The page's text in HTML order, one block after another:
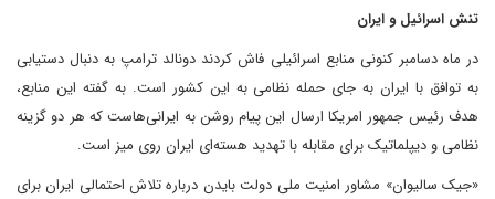
تنش اسرائیل و ایران
در ماه دسامبر کنونی منابع اسرائیلی فاش کردند دونالد ترامپ به دنبال دستیابی
به توافق با ایران به جای حمله نظامی به این کشور است. به گفته این منابع،
هدف رئیس جمهور امریکا ارسال این پیام روشن به ایرانی‌هاست که هر دو گزینه
نظامی و دیپلماتیک برای مقابله با تهدید هسته‌ای ایران روی میز است.
«جیک سالیوان» مشاور امنیت ملی دولت بایدن درباره تلاش احتمالی ایران برای